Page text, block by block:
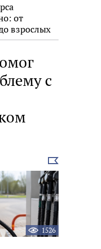
от
взрослых
с
Выбрать
новость
1526